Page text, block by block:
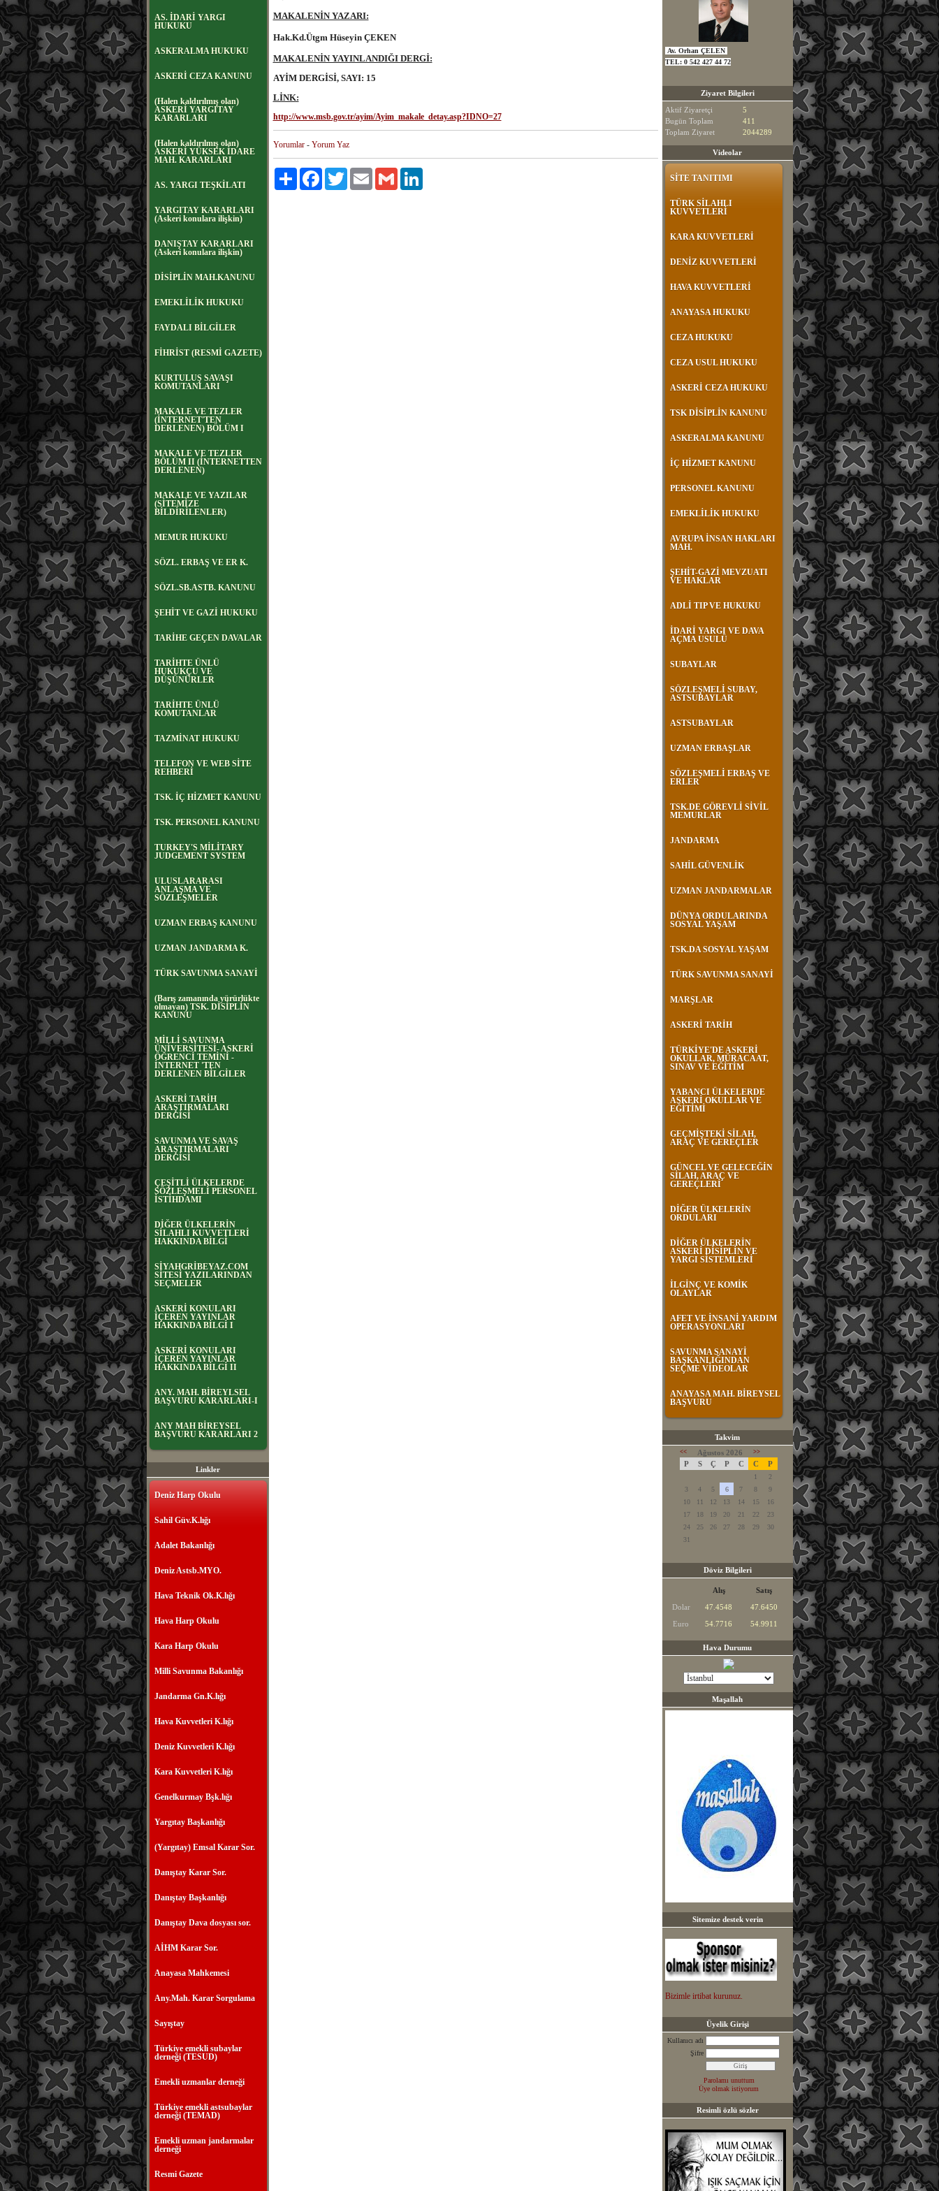
AS. İDARİ YARGI
HUKUKU
ASKERALMA HUKUKU
ASKERİ CEZA KANUNU
(Halen kaldırılmış olan)
ASKERİ YARGITAY
KARARLARI
(Halen kaldırılmış olan)
ASKERİ YÜKSEK İDARE
MAH. KARARLARI
AS. YARGI TEŞKİLATI
YARGITAY KARARLARI
(Askeri konulara ilişkin)
DANIŞTAY KARARLARI
(Askeri konulara ilişkin)
DİSİPLİN MAH.KANUNU
EMEKLİLİK HUKUKU
FAYDALI BİLGİLER
FİHRİST (RESMİ GAZETE)
KURTULUŞ SAVAŞI
KOMUTANLARI
MAKALE VE TEZLER
(İNTERNET'TEN
DERLENEN) BÖLÜM I
MAKALE VE TEZLER
BÖLÜM II (İNTERNETTEN
DERLENEN)
MAKALE VE YAZILAR
(SİTEMİZE
BİLDİRİLENLER)
MEMUR HUKUKU
SÖZL. ERBAŞ VE ER K.
SÖZL.SB.ASTB. KANUNU
ŞEHİT VE GAZİ HUKUKU
TARİHE GEÇEN DAVALAR
TARİHTE ÜNLÜ
HUKUKÇU VE
DÜŞÜNÜRLER
TARİHTE ÜNLÜ
KOMUTANLAR
TAZMİNAT HUKUKU
TELEFON VE WEB SİTE
REHBERİ
TSK. İÇ HİZMET KANUNU
TSK. PERSONEL KANUNU
TURKEY'S MİLİTARY
JUDGEMENT SYSTEM
ULUSLARARASI
ANLAŞMA VE
SÖZLEŞMELER
UZMAN ERBAŞ KANUNU
UZMAN JANDARMA K.
TÜRK SAVUNMA SANAYİ
(Barış zamanında yürürlükte
olmayan) TSK. DİSİPLİN
KANUNU
MİLLİ SAVUNMA
ÜNİVERSİTESİ- ASKERİ
ÖĞRENCİ TEMİNİ -
İNTERNET 'TEN
DERLENEN BİLGİLER
ASKERİ TARİH
ARAŞTIRMALARI
DERGİSİ
SAVUNMA VE SAVAŞ
ARAŞTIRMALARI
DERGİSİ
ÇEŞİTLİ ÜLKELERDE
SÖZLEŞMELİ PERSONEL
İSTİHDAMI
DİĞER ÜLKELERİN
SİLAHLI KUVVETLERİ
HAKKINDA BİLGİ
SİYAHGRİBEYAZ.COM
SİTESİ YAZILARINDAN
SEÇMELER
ASKERİ KONULARI
İÇEREN YAYINLAR
HAKKINDA BİLGİ I
ASKERİ KONULARI
İÇEREN YAYINLAR
HAKKINDA BİLGİ II
ANY. MAH. BİREYLSEL
BAŞVURU KARARLARI-I
ANY MAH BİREYSEL
BAŞVURU KARARLARI 2
Linkler
Deniz Harp Okulu
Sahil Güv.K.lığı
Adalet Bakanlığı
Deniz Astsb.MYO.
Hava Teknik Ok.K.lığı
Hava Harp Okulu
Kara Harp Okulu
Milli Savunma Bakanlığı
Jandarma Gn.K.lığı
Hava Kuvvetleri K.lığı
Deniz Kuvvetleri K.lığı
Kara Kuvvetleri K.lığı
Genelkurmay Bşk.lığı
Yargıtay Başkanlığı
(Yargıtay) Emsal Karar Sor.
Danıştay Karar Sor.
Danıştay Başkanlığı
Danıştay Dava dosyası sor.
AİHM Karar Sor.
Anayasa Mahkemesi
Any.Mah. Karar Sorgulama
Sayıştay
Türkiye emekli subaylar
derneği (TESUD)
Emekli uzmanlar derneği
Türkiye emekli astsubaylar
derneği (TEMAD)
Emekli uzman jandarmalar
derneği
Resmi Gazete
MAKALENİN YAZARI:
Hak.Kd.Ütgm Hüseyin ÇEKEN
MAKALENİN YAYINLANDIĞI DERGİ:
AYİM DERGİSİ, SAYI: 15
LİNK:
http://www.msb.gov.tr/ayim/Ayim_makale_detay.asp?IDNO=27
Yorumlar- Yorum Yaz
Paylaş FacebookTwitter Email Gmail
Av. Orhan ÇELEN
TEL: 0 542 427 44 72
Ziyaret Bilgileri
Aktif Ziyaretçi
5
Bugün Toplam
411
Toplam Ziyaret
2044289
Videolar
SİTE TANITIMI
TÜRK SİLAHLI
KUVVETLERİ
KARA KUVVETLERİ
DENİZ KUVVETLERİ
HAVA KUVVETLERİ
ANAYASA HUKUKU
CEZA HUKUKU
CEZA USUL HUKUKU
ASKERİ CEZA HUKUKU
TSK DİSİPLİN KANUNU
ASKERALMA KANUNU
İÇ HİZMET KANUNU
PERSONEL KANUNU
EMEKLİLİK HUKUKU
AVRUPA İNSAN HAKLARI
MAH.
ŞEHİT-GAZİ MEVZUATI
VE HAKLAR
ADLİ TIP VE HUKUKU
İDARİ YARGI VE DAVA
AÇMA USULÜ
SUBAYLAR
SÖZLEŞMELİ SUBAY,
ASTSUBAYLAR
ASTSUBAYLAR
UZMAN ERBAŞLAR
SÖZLEŞMELİ ERBAŞ VE
ERLER
TSK.DE GÖREVLİ SİVİL
MEMURLAR
JANDARMA
SAHİL GÜVENLİK
UZMAN JANDARMALAR
DÜNYA ORDULARINDA
SOSYAL YAŞAM
TSK.DA SOSYAL YAŞAM
TÜRK SAVUNMA SANAYİ
MARŞLAR
ASKERİ TARİH
TÜRKİYE'DE ASKERİ
OKULLAR, MÜRACAAT,
SINAV VE EĞİTİM
YABANCI ÜLKELERDE
ASKERİ OKULLAR VE
EĞİTİMİ
GEÇMİŞTEKİ SİLAH,
ARAÇ VE GEREÇLER
GÜNCEL VE GELECEĞİN
SİLAH, ARAÇ VE
GEREÇLERİ
DİĞER ÜLKELERİN
ORDULARI
DİĞER ÜLKELERİN
ASKERİ DİSİPLİN VE
YARGI SİSTEMLERİ
İLGİNÇ VE KOMİK
OLAYLAR
AFET VE İNSANİ YARDIM
OPERASYONLARI
SAVUNMA SANAYİ
BAŞKANLIĞINDAN
SEÇME VİDEOLAR
ANAYASA MAH. BİREYSEL
BAŞVURU
Takvim
<< Ağustos 2026 >>
P S Ç P C C P
1
2
3
4 5 6 7 8
9
10
11 12 13 14 15
16
17
18 19 20 21 22
23
24
25 26 27 28 29
30
31
Döviz Bilgileri
Alış
Satış
Dolar
47.4548
47.6450
Euro
54.7716 54.9911
Hava Durumu
Maşallah
Sitemize destek verin
Bizimle irtibat kurunuz.
Üyelik Girişi
Kullanıcı adı
Şifre
Parolamı unuttum
Üye olmak istiyorum
Resimli özlü sözler